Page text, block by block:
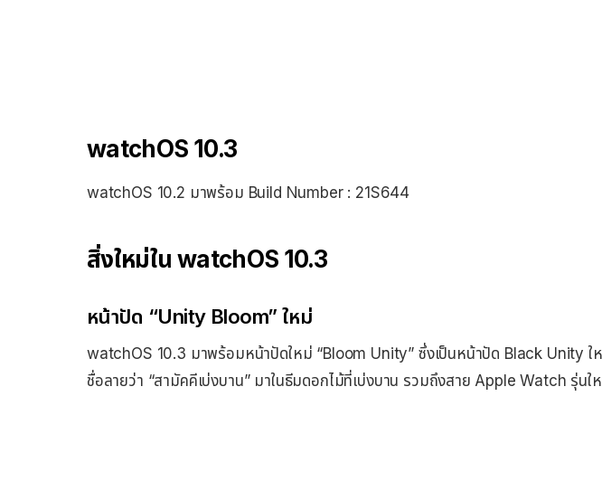
watchOS 10.3
watchOS 10.2 มาพร้อม Build Number : 21S644
สิ่งใหม่ใน watchOS 10.3
หน้าปัด “Unity Bloom” ใหม่
watchOS 10.3 มาพร้อมหน้าปัดใหม่ “Bloom Unity” ซึ่งเป็นหน้าปัด Black Unity ใ
ชื่อลายว่า “สามัคคีเบ่งบาน” มาในธีมดอกไม้ที่เบ่งบาน รวมถึงสาย Apple Watch รุ่นใ